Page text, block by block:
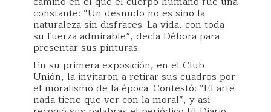
constante: “Un desnudo no es sino la
naturaleza sin disfraces. La vida, con toda
su fuerza admirable”, decía Débora para
presentar sus pinturas.
En su primera exposición, en el Club
Unión, la invitaron a retirar sus cuadros por
el moralismo de la época. Contestó: “El arte
nada tiene que ver con la moral”, y así